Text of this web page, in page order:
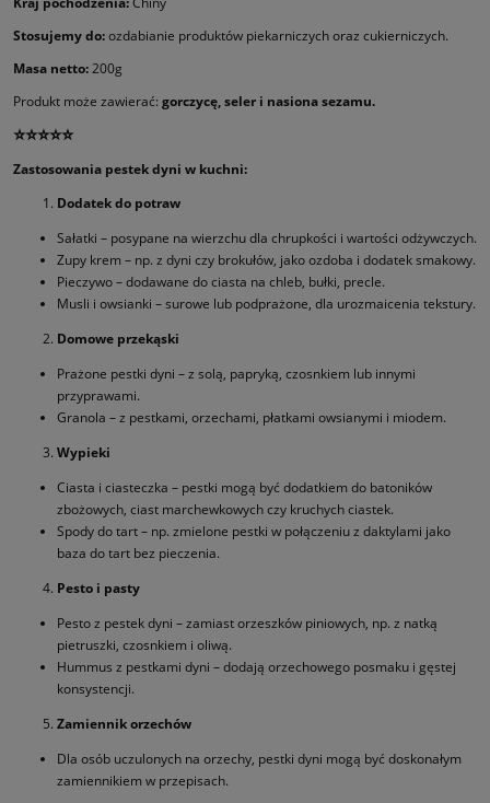
Stosujemy do:ozdabianie produktów piekarniczych oraz cukierniczych.
Masa netto:200g
Produkt może zawierać: gorczycę, seler i nasiona sezamu.
⭐⭐⭐⭐⭐
Zastosowania pestek dyni w kuchni:
Dodatek do potraw
Sałatki – posypane na wierzchu dla chrupkości i wartości odżywczych.
Zupy krem – np. z dyni czy brokułów, jako ozdoba i dodatek smakowy.
Pieczywo – dodawane do ciasta na chleb, bułki, precle.
Musli i owsianki – surowe lub podprażone, dla urozmaicenia tekstury.
Domowe przekąski
Prażone pestki dyni – z solą, papryką, czosnkiem lub innymi
przyprawami.
Granola – z pestkami, orzechami, płatkami owsianymi i miodem.
Wypieki
Ciasta i ciasteczka – pestki mogą być dodatkiem do batoników
zbożowych, ciast marchewkowych czy kruchych ciastek.
Spody do tart – np. zmielone pestki w połączeniu z daktylami jako
baza do tart bez pieczenia.
Pesto i pasty
Pesto z pestek dyni – zamiast orzeszków piniowych, np. z natką
pietruszki, czosnkiem i oliwą.
Hummus z pestkami dyni – dodają orzechowego posmaku i gęstej
konsystencji.
Zamiennik orzechów
Dla osób uczulonych na orzechy, pestki dyni mogą być doskonałym
zamiennikiem w przepisach.